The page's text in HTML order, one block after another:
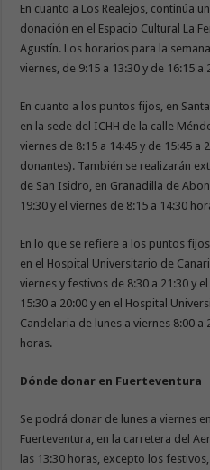
En cuanto a Los Realejos, continúa
donación en el Espacio Cultural La
Agustín. Los horarios para la
viernes, de 9:15 a 13:30 y de 16:15 a
En cuanto a los puntos fijos, en
en la sede del ICHH de la calle
viernes de 8:15 a 14:45 y de 15:45 a
donantes). También se realizarán
de San Isidro, en Granadilla de
19:30 y el viernes de 8:15 a 14:30
En lo que se refiere a los puntos
en el Hospital Universitario de
viernes y festivos de 8:30 a 21:30 y
15:30 a 20:00 y en el Hospital
Candelaria de lunes a viernes 8:00 a
horas.
Dónde donar en Fuerteventura
Se podrá donar de lunes a viernes
Fuerteventura, en la carretera del
las 13:30 horas, excepto los